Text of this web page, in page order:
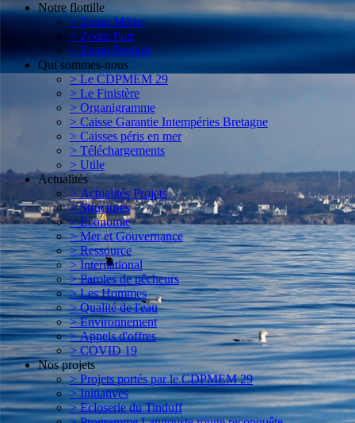
Notre flottille
> Zoom Métier
> Zoom Port
> Zoom Produit
Qui sommes-nous
> Le CDPMEM 29
> Le Finistère
> Organigramme
> Caisse Garantie Intempéries Bretagne
> Caisses péris en mer
> Téléchargements
> Utile
Actualités
> Actualités Projets
> Structures
> Economie
> Mer et Gouvernance
> Ressource
> International
> Paroles de pêcheurs
> Les Hommes
> Qualité de l'eau
> Environnement
> Appels d'offres
> COVID 19
Nos projets
> Projets portés par le CDPMEM 29
> Initiatives
> Ecloserie du Tinduff